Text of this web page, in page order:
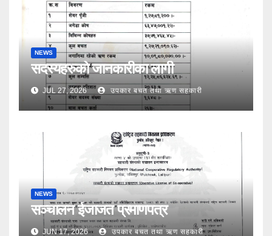
NEWS
सदस्यहरुको जानकारीका लागी
JUL 27, 2026 उपकार बचत तथा ऋण सहकारी
NEWS
सञ्चालन ईजाजत प्रमाणपत्र
JUN 17, 2026 उपकार बचत तथा ऋण सहकारी